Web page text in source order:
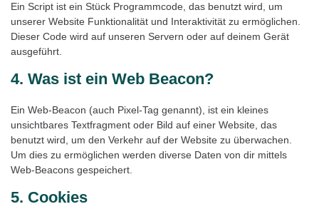
Ein Script ist ein Stück Programmcode, das benutzt wird, um
unserer Website Funktionalität und Interaktivität zu ermöglichen.
Dieser Code wird auf unseren Servern oder auf deinem Gerät
ausgeführt.
4. Was ist ein Web Beacon?
Ein Web-Beacon (auch Pixel-Tag genannt), ist ein kleines
unsichtbares Textfragment oder Bild auf einer Website, das
benutzt wird, um den Verkehr auf der Website zu überwachen.
Um dies zu ermöglichen werden diverse Daten von dir mittels
Web-Beacons gespeichert.
5. Cookies